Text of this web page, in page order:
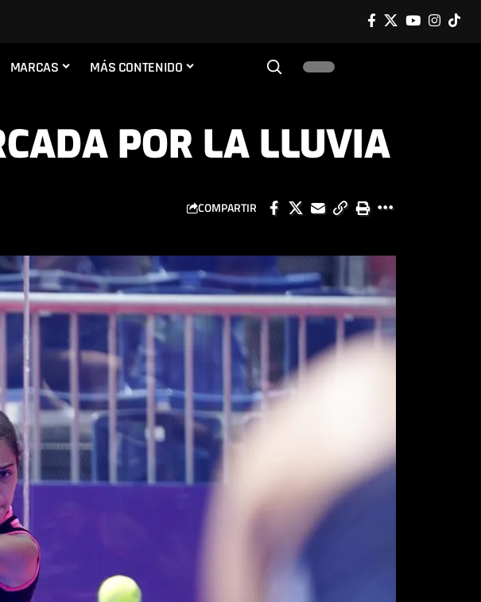
MARCAS MÁS CONTENIDO
POR LA LLUVIA
COMPARTIR